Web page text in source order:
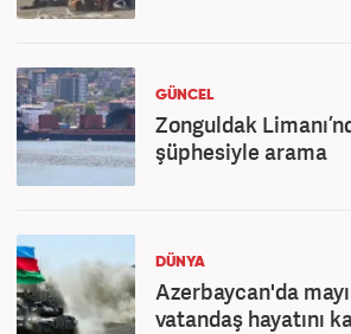
GÜNCEL
Zonguldak
şüphesiyle arama
DÜNYA
Azerbaycan'da
vatandaş hayatını